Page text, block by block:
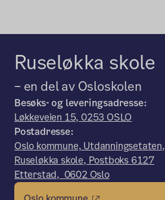
Ruseløkka skole
– en del av Osloskolen
Besøks- og leveringsadresse:
Løkkeveien 15, 0253 OSLO
Postadresse:
Oslo kommune, Utdanningsetaten,
Ruseløkka skole, Postboks 6127
Etterstad, 0602 Oslo